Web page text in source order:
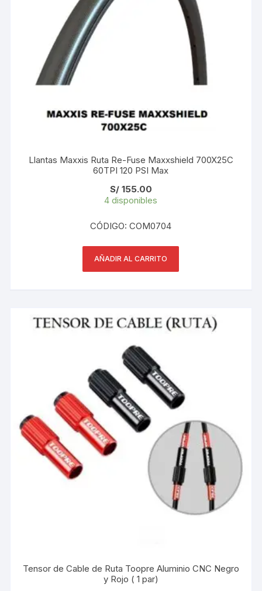
Llantas Maxxis Ruta Re-Fuse Maxxshield 700X25C
60TPI 120 PSI Max
S/155.00
4 disponibles
CÓDIGO: COM0704
AÑADIR AL CARRITO
Tensor de Cable de Ruta Toopre Aluminio CNC Negro
y Rojo ( 1 par)